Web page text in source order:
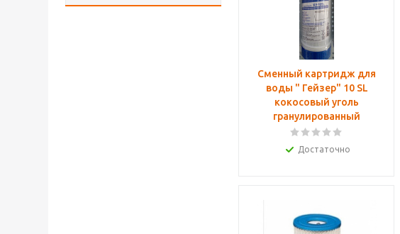
Сменный картридж для
воды " Гейзер" 10 SL
кокосовый уголь
гранулированный
Достаточно